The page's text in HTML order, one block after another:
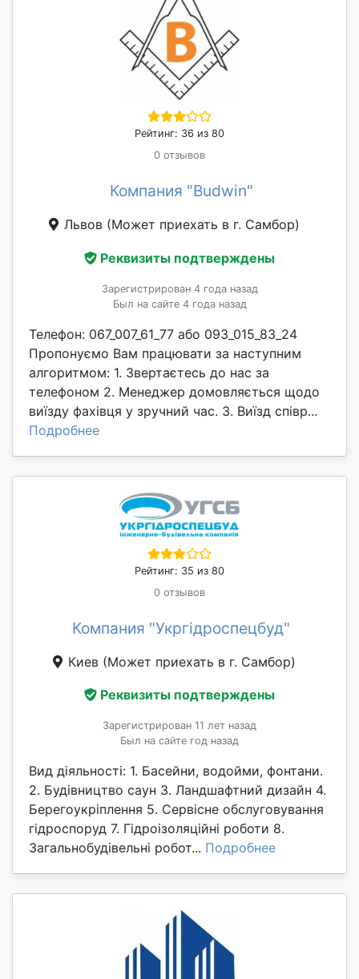
Рейтинг: 36 из 80
0 отзывов
Компания "Budwin"
Львов (Может приехать в г. Самбор)
Реквизиты подтверждены
Зарегистрирован 4 года назад
Был на сайте 4 года назад
Телефон: 067_007_61_77 або 093_015_83_24
Пропонуємо Вам працювати за наступним
алгоритмом: 1. Звертаєтесь до нас за
телефоном 2. Менеджер домовляється щодо
виїзду фахівця у зручний час. 3. Виїзд співр...
Подробнее
Рейтинг: 35 из 80
0 отзывов
Компания "Укргідроспецбуд"
Киев (Может приехать в г. Самбор)
Реквизиты подтверждены
Зарегистрирован 11 лет назад
Был на сайте год назад
Вид діяльності: 1. Басейни, водойми, фонтани.
2. Будівництво саун 3. Ландшафтний дизайн 4.
Берегоукріплення 5. Сервісне обслуговування
гідроспоруд 7. Гідроізоляційні роботи 8.
Загальнобудівельні робот... Подробнее